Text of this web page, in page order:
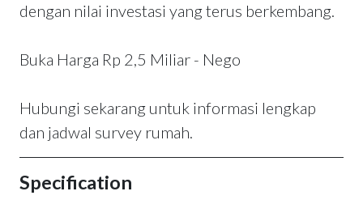
dengan nilai investasi yang terus berkembang.
Buka Harga Rp 2,5 Miliar - Nego
Hubungi sekarang untuk informasi lengkap
dan jadwal survey rumah.
Specification